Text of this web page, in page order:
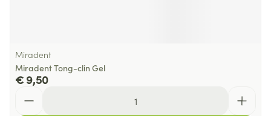
Miradent
Miradent Tong-clin Gel
€ 9,50